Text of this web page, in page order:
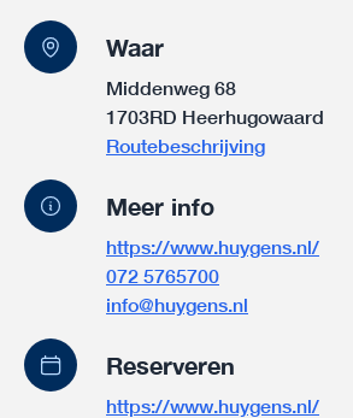
Waar
Middenweg 68
1703RD Heerhugowaard
Routebeschrijving
Meer info
https://www.huygens.nl/
072 5765700
info@huygens.nl
Reserveren
https://www.huygens.nl/